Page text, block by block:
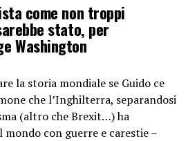
come non troppi
stato, per
Washington
la storia mondiale se Guido ce
che l’Inghilterra, separandosi
(altro che Brexit…) ha
con guerre e carestie –